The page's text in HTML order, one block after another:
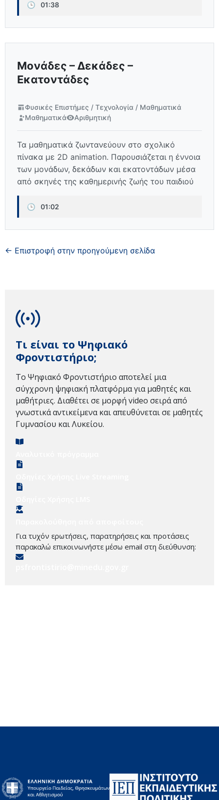
🕒 01:38
Μονάδες – Δεκάδες –
Εκατοντάδες
Φυσικές Επιστήμες / Τεχνολογία / Μαθηματικά
Μαθηματικά
Αριθμητική
Τα μαθηματικά ζωντανεύουν στο σχολικό
πίνακα με 2D animation. Παρουσιάζεται η έννοια
των μονάδων, δεκάδων και εκατοντάδων μέσα
από σκηνές της καθημερινής ζωής του παιδιού
🕒 01:02
← Επιστροφή στην προηγούμενη σελίδα
Τι είναι το Ψηφιακό
Φροντιστήριο;
Το Ψηφιακό Φροντιστήριο αποτελεί μια
σύγχρονη ψηφιακή πλατφόρμα για μαθητές και
μαθήτριες. Διαθέτει σε μορφή video σειρά από
γνωστικά αντικείμενα και απευθύνεται σε μαθητές
Γυμνασίου και Λυκείου.
Για τυχόν ερωτήσεις, παρατηρήσεις και προτάσεις
παρακαλώ επικοινωνήστε μέσω email στη διεύθυνση: